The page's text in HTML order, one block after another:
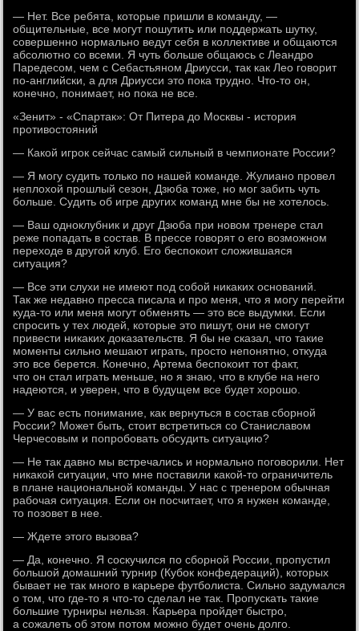
— Нет. Все ребята, которые пришли в команду, —
общительные, все могут пошутить или поддержать шутку,
совершенно нормально ведут себя в коллективе и общаются
абсолютно со всеми. Я чуть больше общаюсь с Леандро
Паредесом, чем с Себастьяном Дриусси, так как Лео говорит
по-английски, а для Дриусси это пока трудно. Что-то он,
конечно, понимает, но пока не все.
«Зенит» - «Спартак»: От Питера до Москвы - история
противостояний
— Какой игрок сейчас самый сильный в чемпионате России?
— Я могу судить только по нашей команде. Жулиано провел
неплохой прошлый сезон, Дзюба тоже, но мог забить чуть
больше. Судить об игре других команд мне бы не хотелось.
— Ваш одноклубник и друг Дзюба при новом тренере стал
реже попадать в состав. В прессе говорят о его возможном
переходе в другой клуб. Его беспокоит сложившаяся
ситуация?
— Все эти слухи не имеют под собой никаких оснований.
Так же недавно пресса писала и про меня, что я могу перейти
куда-то или меня могут обменять — это все выдумки. Если
спросить у тех людей, которые это пишут, они не смогут
привести никаких доказательств. Я бы не сказал, что такие
моменты сильно мешают играть, просто непонятно, откуда
это все берется. Конечно, Артема беспокоит тот факт,
что он стал играть меньше, но я знаю, что в клубе на него
надеются, и уверен, что в будущем все будет хорошо.
— У вас есть понимание, как вернуться в состав сборной
России? Может быть, стоит встретиться со Станиславом
Черчесовым и попробовать обсудить ситуацию?
— Не так давно мы встречались и нормально поговорили. Нет
никакой ситуации, что мне поставили какой-то ограничитель
в плане национальной команды. У нас с тренером обычная
рабочая ситуация. Если он посчитает, что я нужен команде,
то позовет в нее.
— Ждете этого вызова?
— Да, конечно. Я соскучился по сборной России, пропустил
большой домашний турнир (Кубок конфедераций), которых
бывает не так много в карьере футболиста. Сильно задумался
о том, что где-то я что-то сделал не так. Пропускать такие
большие турниры нельзя. Карьера пройдет быстро,
а сожалеть об этом потом можно будет очень долго.